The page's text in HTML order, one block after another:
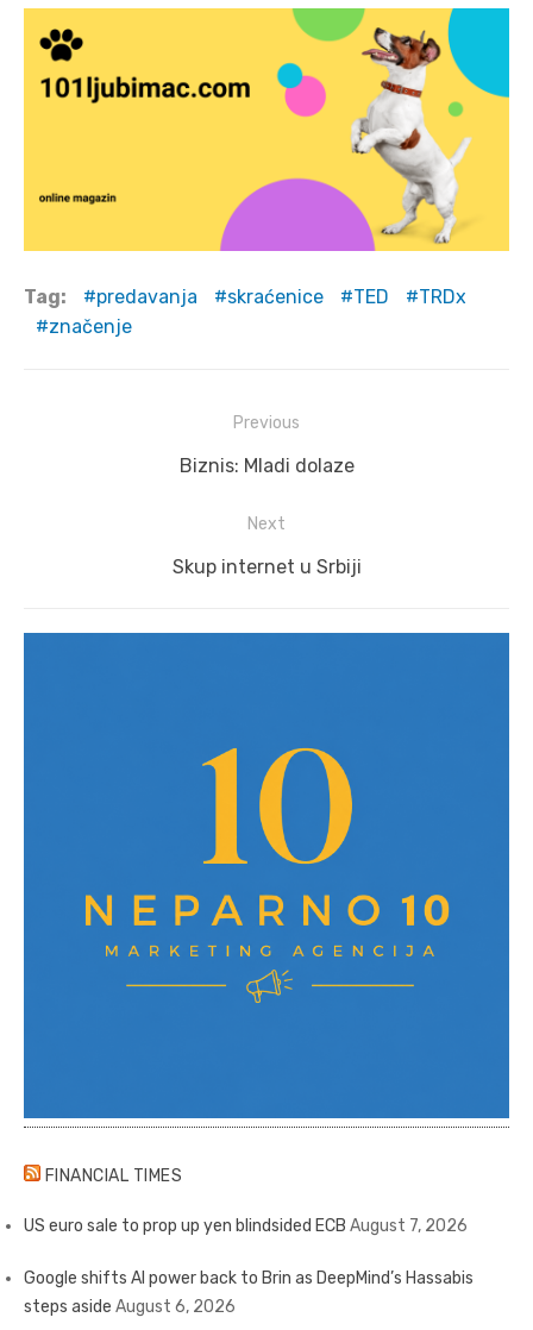
Tag: predavanja skraćenice TED
TRDx
značenje
Previous
Previous
Biznis: Mladi dolaze
Next
Next
Skup internet u Srbiji
FINANCIAL TIMES
US euro sale to prop up yen blindsided ECB August 7, 2026
Google shifts AI power back to Brin as DeepMind’s Hassabis
steps aside August 6, 2026